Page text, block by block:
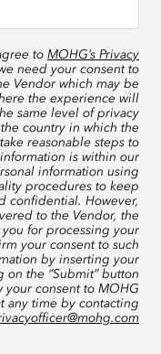
to MOHG’s Privacy
need your consent to
Vendor which may be
the experience will
same level of privacy
country in which the
reasonable steps to
is within our
information using
procedures to keep
confidential. However,
to the Vendor, the
for processing your
your consent to such
by inserting your
the “Submit” button
your consent to MOHG
any time by contacting